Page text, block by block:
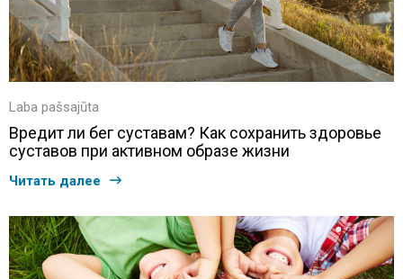
Laba pašsajūta
Вредит ли бег суставам? Как сохранить здоровье
суставов при активном образе жизни
Читать далее